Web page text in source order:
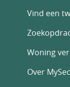
Vind een
Woning
Over